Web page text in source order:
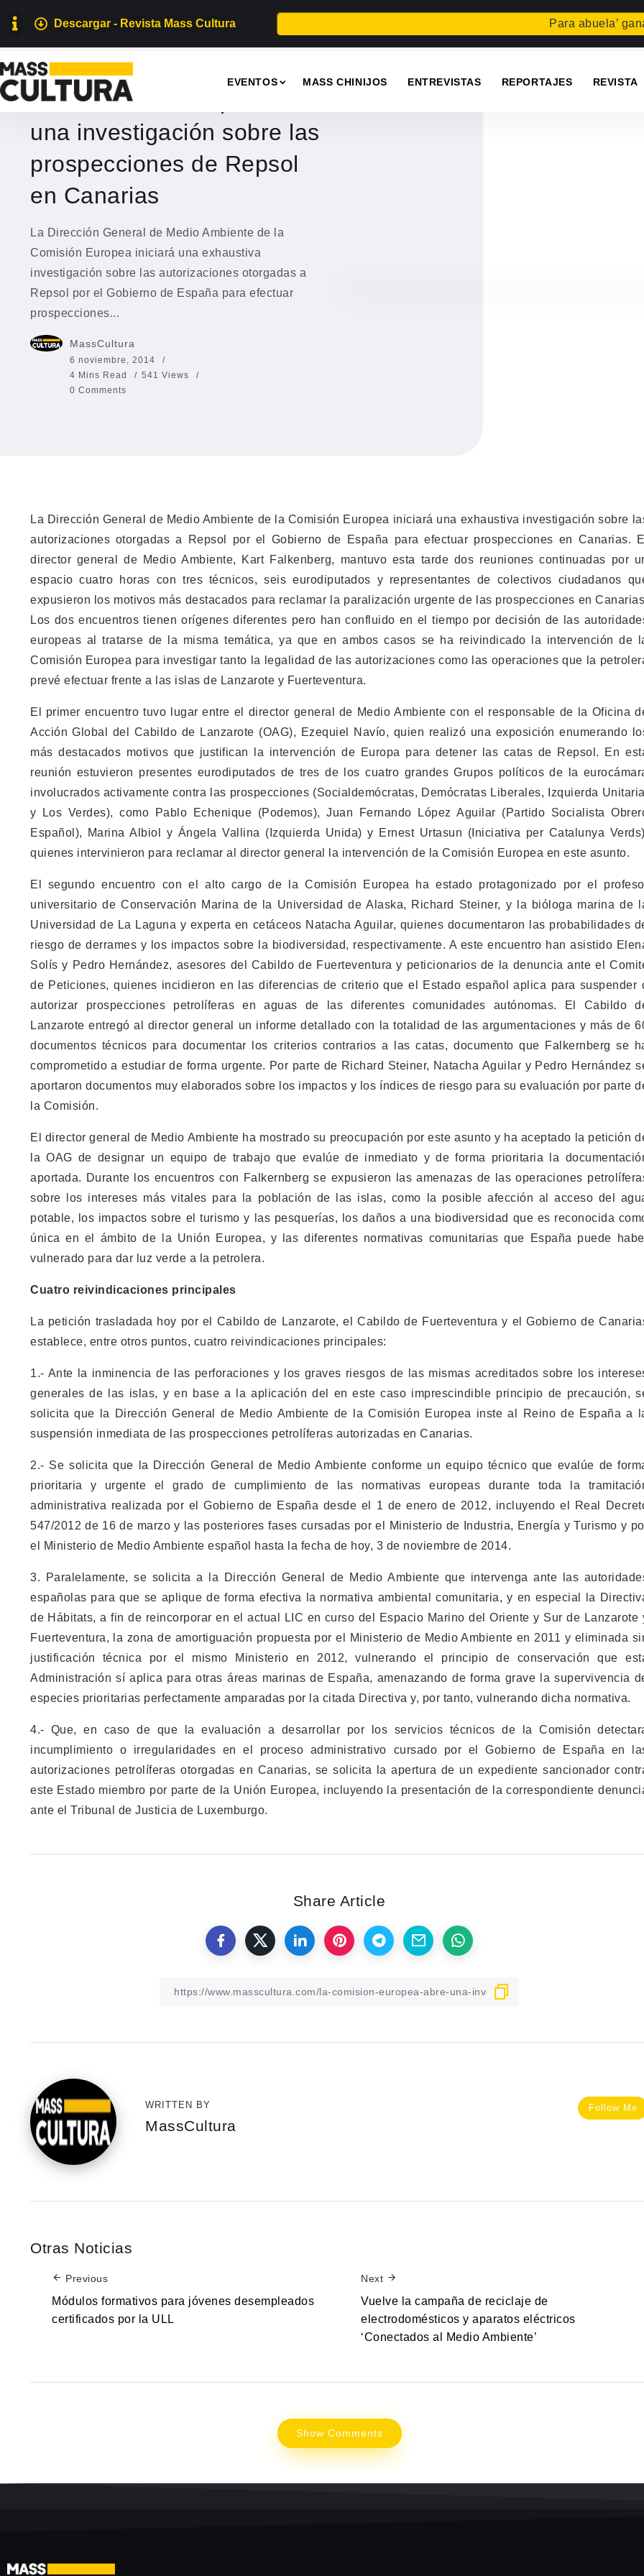
Descargar - Revista Mass Cultura Para abuela’ gana el
EVENTOS MASS CHINIJOS ENTREVISTAS REPORTAJES REVISTA
MEDIO AMBIENTE
La Comisión Europea abre
una investigación sobre las
prospecciones de Repsol
en Canarias
La Dirección General de Medio Ambiente de la
Comisión Europea iniciará una exhaustiva
investigación sobre las autorizaciones otorgadas a
Repsol por el Gobierno de España para efectuar
prospecciones...
MassCultura
6 noviembre, 2014
4 Mins Read
541 Views
0 Comments
La Dirección General de Medio Ambiente de la Comisión Europea iniciará una exhaustiva investigación sobre
autorizaciones otorgadas a Repsol por el Gobierno de España para efectuar prospecciones en Canarias. El
director general de Medio Ambiente, Kart Falkenberg, mantuvo esta tarde dos reuniones continuadas por
espacio cuatro horas con tres técnicos, seis eurodiputados y representantes de colectivos ciudadanos
expusieron los motivos más destacados para reclamar la paralización urgente de las prospecciones en
Los dos encuentros tienen orígenes diferentes pero han confluido en el tiempo por decisión de las
europeas al tratarse de la misma temática, ya que en ambos casos se ha reivindicado la intervención de
Comisión Europea para investigar tanto la legalidad de las autorizaciones como las operaciones que la
prevé efectuar frente a las islas de Lanzarote y Fuerteventura.
El primer encuentro tuvo lugar entre el director general de Medio Ambiente con el responsable de la Oficina
Acción Global del Cabildo de Lanzarote (OAG), Ezequiel Navío, quien realizó una exposición enumerando
más destacados motivos que justifican la intervención de Europa para detener las catas de Repsol. En
reunión estuvieron presentes eurodiputados de tres de los cuatro grandes Grupos políticos de la
involucrados activamente contra las prospecciones (Socialdemócratas, Demócratas Liberales, Izquierda
y Los Verdes), como Pablo Echenique (Podemos), Juan Fernando López Aguilar (Partido Socialista
Español), Marina Albiol y Ángela Vallina (Izquierda Unida) y Ernest Urtasun (Iniciativa per Catalunya
quienes intervinieron para reclamar al director general la intervención de la Comisión Europea en este asunto.
El segundo encuentro con el alto cargo de la Comisión Europea ha estado protagonizado por el
universitario de Conservación Marina de la Universidad de Alaska, Richard Steiner, y la bióloga marina de
Universidad de La Laguna y experta en cetáceos Natacha Aguilar, quienes documentaron las probabilidades
riesgo de derrames y los impactos sobre la biodiversidad, respectivamente. A este encuentro han asistido
Solís y Pedro Hernández, asesores del Cabildo de Fuerteventura y peticionarios de la denuncia ante el
de Peticiones, quienes incidieron en las diferencias de criterio que el Estado español aplica para suspender
autorizar prospecciones petrolíferas en aguas de las diferentes comunidades autónomas. El Cabildo
Lanzarote entregó al director general un informe detallado con la totalidad de las argumentaciones y más de
documentos técnicos para documentar los criterios contrarios a las catas, documento que Falkernberg se
comprometido a estudiar de forma urgente. Por parte de Richard Steiner, Natacha Aguilar y Pedro Hernández
aportaron documentos muy elaborados sobre los impactos y los índices de riesgo para su evaluación por parte
la Comisión.
El director general de Medio Ambiente ha mostrado su preocupación por este asunto y ha aceptado la petición
la OAG de designar un equipo de trabajo que evalúe de inmediato y de forma prioritaria la
aportada. Durante los encuentros con Falkernberg se expusieron las amenazas de las operaciones
sobre los intereses más vitales para la población de las islas, como la posible afección al acceso del
potable, los impactos sobre el turismo y las pesquerías, los daños a una biodiversidad que es reconocida
única en el ámbito de la Unión Europea, y las diferentes normativas comunitarias que España puede
vulnerado para dar luz verde a la petrolera.
Cuatro reivindicaciones principales
La petición trasladada hoy por el Cabildo de Lanzarote, el Cabildo de Fuerteventura y el Gobierno de
establece, entre otros puntos, cuatro reivindicaciones principales:
1.- Ante la inminencia de las perforaciones y los graves riesgos de las mismas acreditados sobre los
generales de las islas, y en base a la aplicación del en este caso imprescindible principio de precaución,
solicita que la Dirección General de Medio Ambiente de la Comisión Europea inste al Reino de España a
suspensión inmediata de las prospecciones petrolíferas autorizadas en Canarias.
2.- Se solicita que la Dirección General de Medio Ambiente conforme un equipo técnico que evalúe de
prioritaria y urgente el grado de cumplimiento de las normativas europeas durante toda la
administrativa realizada por el Gobierno de España desde el 1 de enero de 2012, incluyendo el Real
547/2012 de 16 de marzo y las posteriores fases cursadas por el Ministerio de Industria, Energía y Turismo y
el Ministerio de Medio Ambiente español hasta la fecha de hoy, 3 de noviembre de 2014.
3. Paralelamente, se solicita a la Dirección General de Medio Ambiente que intervenga ante las
españolas para que se aplique de forma efectiva la normativa ambiental comunitaria, y en especial la
de Hábitats, a fin de reincorporar en el actual LIC en curso del Espacio Marino del Oriente y Sur de Lanzarote
Fuerteventura, la zona de amortiguación propuesta por el Ministerio de Medio Ambiente en 2011 y eliminada
justificación técnica por el mismo Ministerio en 2012, vulnerando el principio de conservación que
Administración sí aplica para otras áreas marinas de España, amenazando de forma grave la supervivencia
especies prioritarias perfectamente amparadas por la citada Directiva y, por tanto, vulnerando dicha normativa.
4.- Que, en caso de que la evaluación a desarrollar por los servicios técnicos de la Comisión
incumplimiento o irregularidades en el proceso administrativo cursado por el Gobierno de España en
autorizaciones petrolíferas otorgadas en Canarias, se solicita la apertura de un expediente sancionador
este Estado miembro por parte de la Unión Europea, incluyendo la presentación de la correspondiente
ante el Tribunal de Justicia de Luxemburgo.
Share Article
Follow Me
WRITTEN BY
MassCultura
Otras Noticias
Previous
Módulos formativos para jóvenes desempleados
certificados por la ULL
Next
Vuelve la campaña de reciclaje de
electrodomésticos y aparatos eléctricos
‘Conectados al Medio Ambiente’
Show Comments